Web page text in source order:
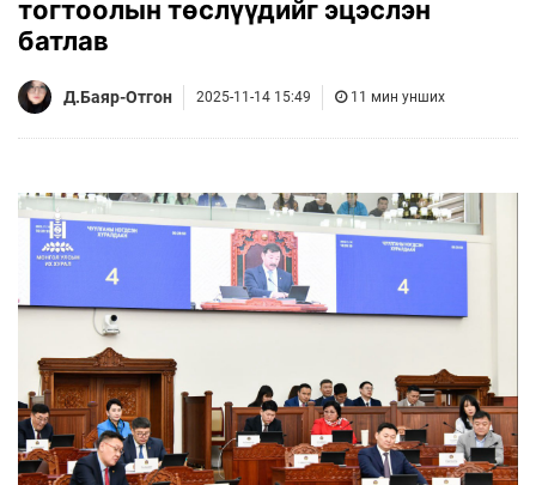
тогтоолын төслүүдийг эцэслэн
батлав
Д.Баяр-Отгон 2025-11-14 15:49 11 мин унших